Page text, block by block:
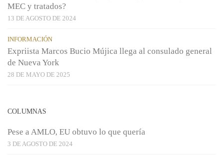
MEC y tratados?
13 DE AGOSTO DE 2024
INFORMACIÓN
Expriista Marcos Bucio Mújica llega al consulado general
de Nueva York
28 DE MAYO DE 2025
COLUMNAS
Pese a AMLO, EU obtuvo lo que quería
3 DE AGOSTO DE 2024